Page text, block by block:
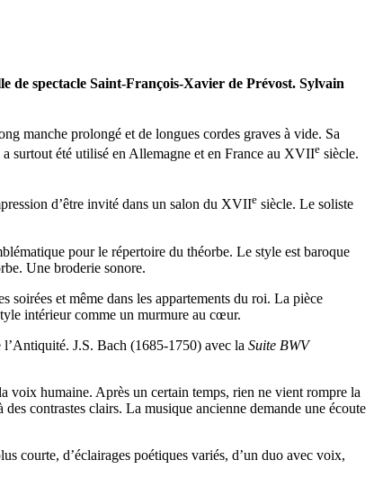
de spectacle Saint-François-Xavier de Prévost. Sylvain
manche prolongé et de longues cordes graves à vide. Sa
surtout été utilisé en Allemagne et en France au XVIIe siècle.
d’être invité dans un salon du XVIIe siècle. Le soliste
pour le répertoire du théorbe. Le style est baroque
Une broderie sonore.
et même dans les appartements du roi. La pièce
intérieur comme un murmure au cœur.
J.S. Bach (1685-1750) avec la Suite BWV
voix humaine. Après un certain temps, rien ne vient rompre la
contrastes clairs. La musique ancienne demande une écoute
courte, d’éclairages poétiques variés, d’un duo avec voix,